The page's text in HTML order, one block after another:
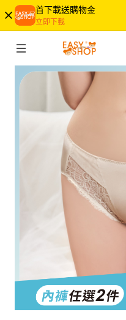
首下載送購物金
立即下載